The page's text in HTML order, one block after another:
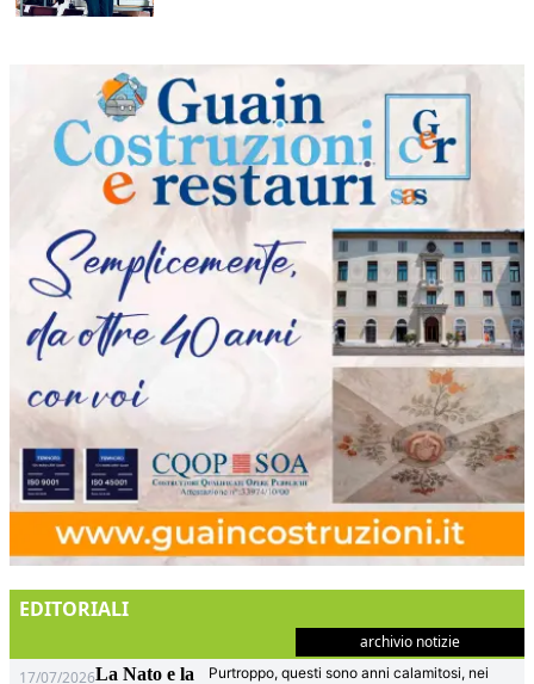
EDITORIALI
archivio notizie
17/07/2026La Nato e la
Purtroppo, questi sono anni calamitosi, nei